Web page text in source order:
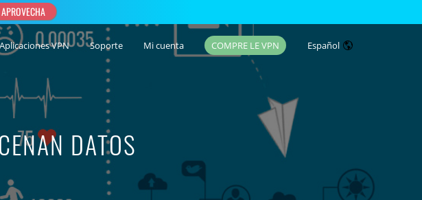
Aplicaciones VPN Soporte Mi cuenta COMPRE LE VPN Español
DATOS